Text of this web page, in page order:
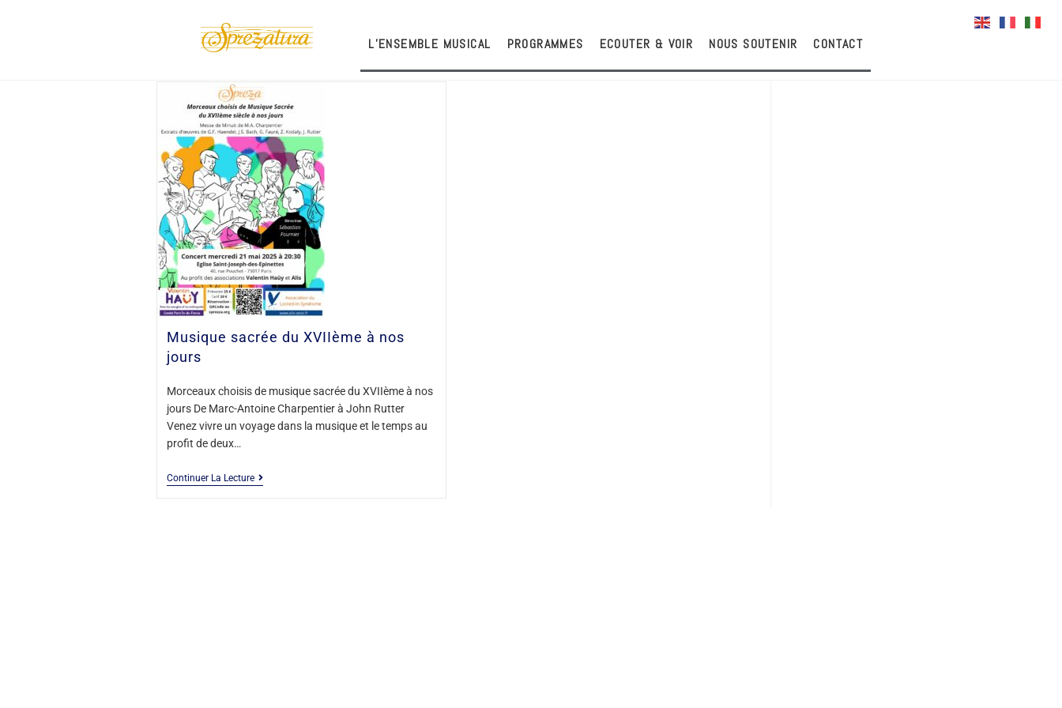
L’ENSEMBLE MUSICAL PROGRAMMES ECOUTER & VOIR NOUS SOUTENIR CONTACT
Musique sacrée du XVIIème à nos
jours
Morceaux choisis de musique sacrée du XVIIème à nos
jours De Marc-Antoine Charpentier à John Rutter
Venez vivre un voyage dans la musique et le temps au
profit de deux…
Continuer La Lecture